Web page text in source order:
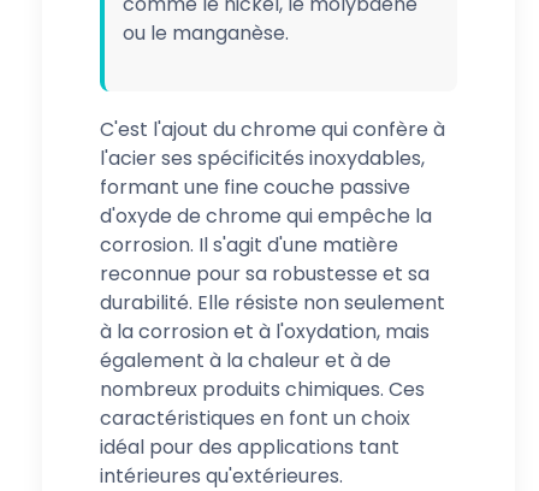
ou le manganèse.
C'est l'ajout du chrome qui confère à
l'acier ses spécificités inoxydables,
formant une fine couche passive
d'oxyde de chrome qui empêche la
corrosion. Il s'agit d'une matière
reconnue pour sa robustesse et sa
durabilité. Elle résiste non seulement
à la corrosion et à l'oxydation, mais
également à la chaleur et à de
nombreux produits chimiques. Ces
caractéristiques en font un choix
idéal pour des applications tant
intérieures qu'extérieures.